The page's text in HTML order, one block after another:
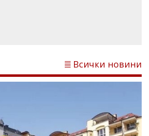
Всички новини